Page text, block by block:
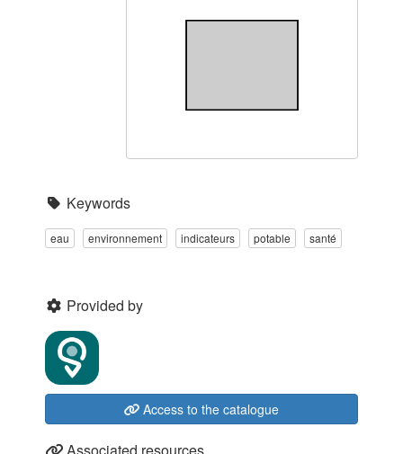
Keywords
eau environnement indicateurs potable santé
Provided by
Access to the catalogue
Associated resources